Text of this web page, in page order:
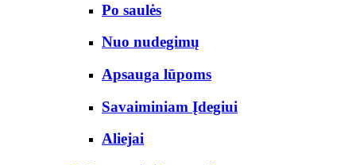
Po saulės
Nuo nudegimų
Apsauga lūpoms
Savaiminiam Įdegiui
Aliejai